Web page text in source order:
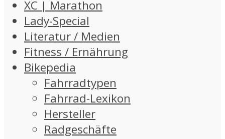
XC | Marathon
Lady-Special
Literatur / Medien
Fitness / Ernährung
Bikepedia
Fahrradtypen
Fahrrad-Lexikon
Hersteller
Radgeschäfte